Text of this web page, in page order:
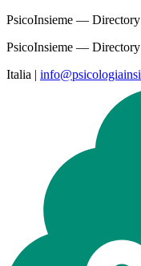
PsicoInsieme — Directory
PsicoInsieme — Directory
Italia |